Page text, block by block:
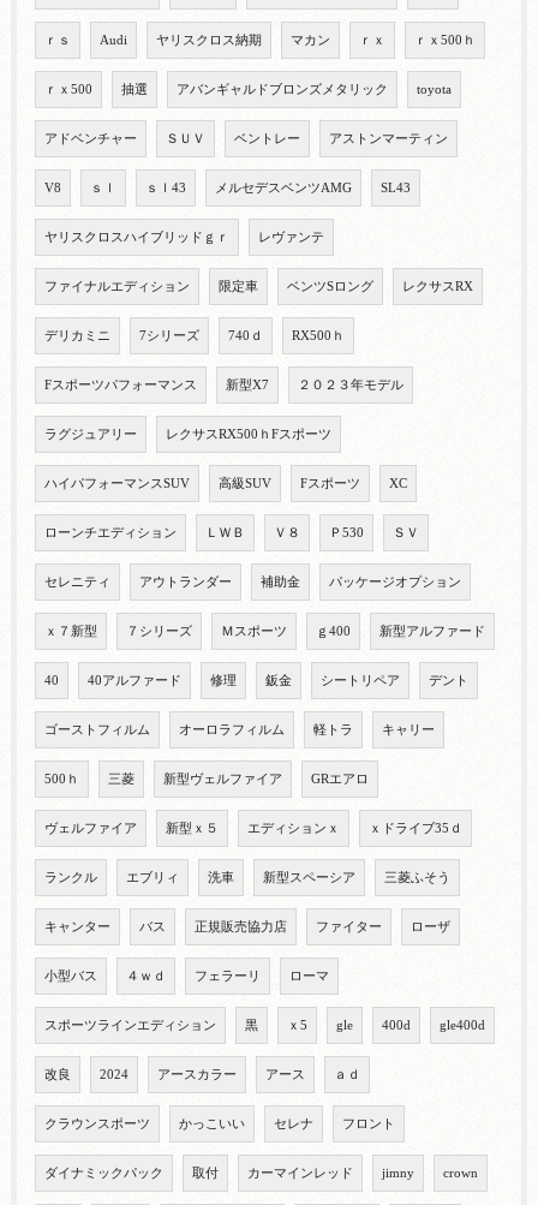
ｒｓ Audi ヤリスクロス納期 マカン ｒｘ ｒｘ500ｈ
ｒｘ500 抽選 アバンギャルドブロンズメタリック toyota
アドベンチャー ＳＵＶ ベントレー アストンマーティン
V8 ｓｌ ｓｌ43 メルセデスベンツAMG SL43
ヤリスクロスハイブリッドｇｒ レヴァンテ
ファイナルエディション 限定車 ベンツSロング レクサスRX
デリカミニ 7シリーズ 740ｄ RX500ｈ
Fスポーツパフォーマンス 新型X7 ２０２３年モデル
ラグジュアリー レクサスRX500ｈFスポーツ
ハイパフォーマンスSUV 高級SUV Fスポーツ XC
ローンチエディション ＬＷＢ Ｖ８ Ｐ530 ＳＶ
セレニティ アウトランダー 補助金 パッケージオプション
ｘ７新型 ７シリーズ Ｍスポーツ ｇ400 新型アルファード
40 40アルファード 修理 鈑金 シートリペア デント
ゴーストフィルム オーロラフィルム 軽トラ キャリー
500ｈ 三菱 新型ヴェルファイア GRエアロ
ヴェルファイア 新型ｘ５ エディションｘ ｘドライブ35ｄ
ランクル エブリィ 洗車 新型スペーシア 三菱ふそう
キャンター バス 正規販売協力店 ファイター ローザ
小型バス ４ｗｄ フェラーリ ローマ
スポーツラインエディション 黒 ｘ5 gle 400d gle400d
改良 2024 アースカラー アース ａｄ
クラウンスポーツ かっこいい セレナ フロント
ダイナミックパック 取付 カーマインレッド jimny crown